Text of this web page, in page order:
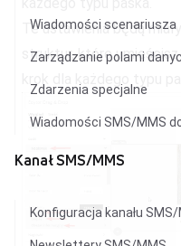
Wiadomości scenariusza
Zarządzanie polami
Zdarzenia specjalne
Wiadomości SMS/MMS
Kanał SMS/MMS
Konfiguracja kanału
Te ustawienia będą
struktur, które
krok dla każdego typu